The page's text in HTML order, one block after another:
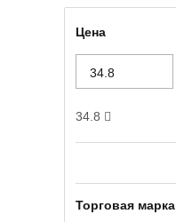
Цена
34.8
Торговая марка